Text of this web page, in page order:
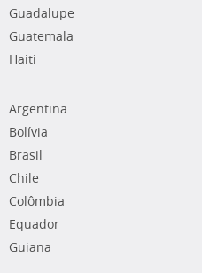
Guadalupe
Guatemala
Haiti
Argentina
Bolívia
Brasil
Chile
Colômbia
Equador
Guiana